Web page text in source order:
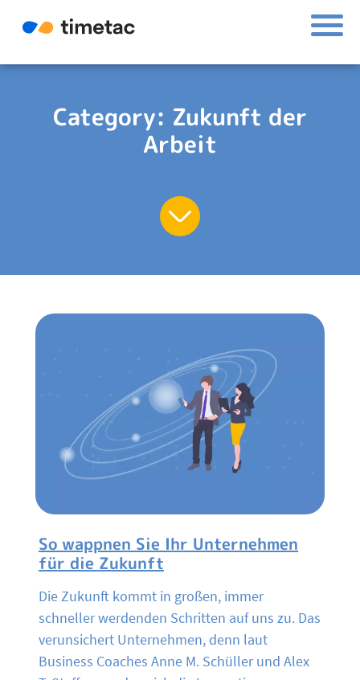
Category: Zukunft der
Arbeit
So wappnen Sie Ihr Unternehmen
für die Zukunft
Die Zukunft kommt in großen, immer
schneller werdenden Schritten auf uns zu. Das
verunsichert Unternehmen, denn laut
Business Coaches Anne M. Schüller und Alex